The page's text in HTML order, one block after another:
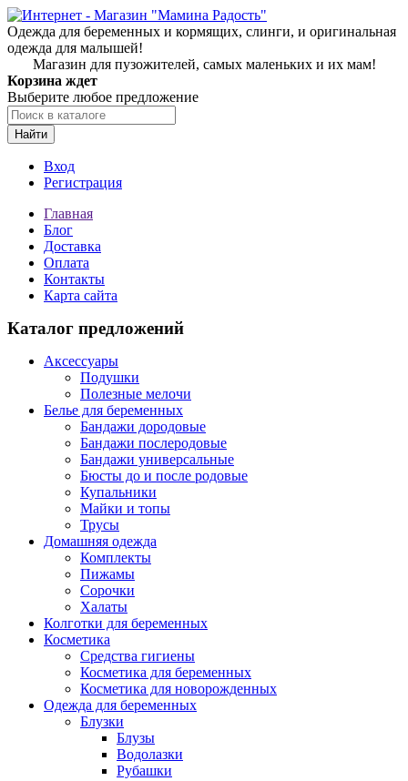
Одежда для беременных и кормящих, слинги, и оригинальная
одежда для малышей!
Магазин для пузожителей, самых маленьких и их мам!
Корзина ждет
Выберите любое предложение
Найти
Вход
Регистрация
Главная
Блог
Доставка
Оплата
Контакты
Карта сайта
Каталог предложений
Аксессуары
Подушки
Полезные мелочи
Белье для беременных
Бандажи дородовые
Бандажи послеродовые
Бандажи универсальные
Бюсты до и после родовые
Купальники
Майки и топы
Трусы
Домашняя одежда
Комплекты
Пижамы
Сорочки
Халаты
Колготки для беременных
Косметика
Cредства гигиены
Косметика для беременных
Косметика для новорожденных
Одежда для беременных
Блузки
Блузы
Водолазки
Рубашки